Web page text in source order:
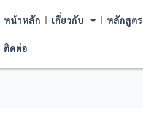
หน้าหลัก เกี่ยวกับ หลักสูตร
ติดต่อ